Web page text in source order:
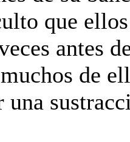
que
antes
de